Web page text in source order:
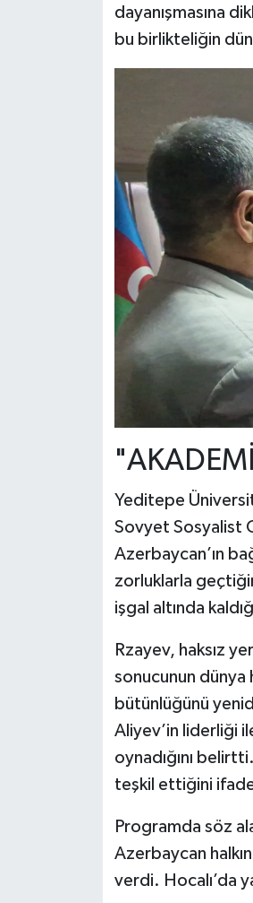
dayanışmasına
bu birlikteliğin
Yeditepe
Sovyet Sosyalist
Azerbaycan’ın
zorluklarla
işgal altında
Rzayev, haksız
sonucunun dünya
bütünlüğünü
Aliyev’in liderliği
oynadığını
teşkil ettiğini
Programda söz
Azerbaycan
verdi. Hocalı’da